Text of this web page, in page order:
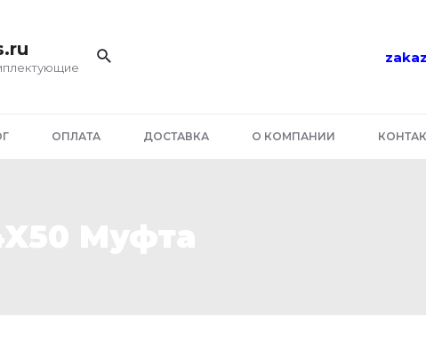
ОПЛАТА ДОСТАВКА О КОМПАНИИ